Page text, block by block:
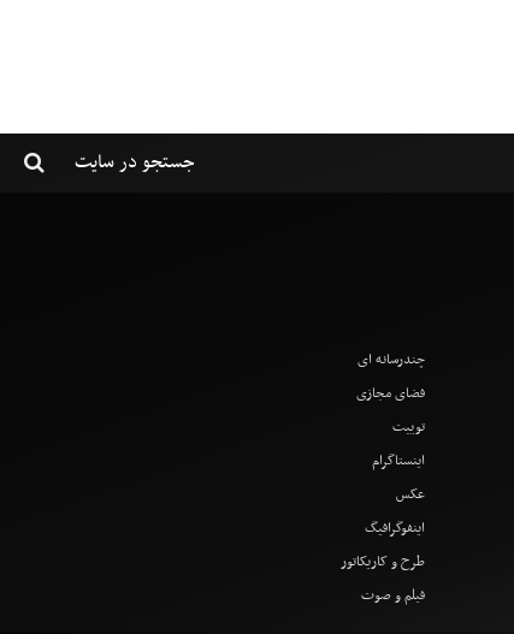
چندرسانه ای
فضای مجازی
توییت
اینستاگرام
عکس
اینفوگرافیگ
طرح و کاریکاتور
فیلم و صوت